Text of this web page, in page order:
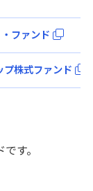
ファンド
プ株式ファンド
す。